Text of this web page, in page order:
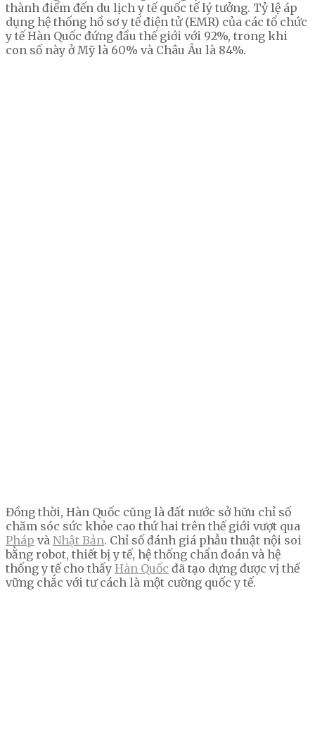
thành điểm đến du lịch y tế quốc tế lý tưởng. Tỷ lệ áp
dụng hệ thống hồ sơ y tế điện tử (EMR) của các tổ chức
y tế Hàn Quốc đứng đầu thế giới với 92%, trong khi
con số này ở Mỹ là 60% và Châu Âu là 84%.
Đồng thời, Hàn Quốc cũng là đất nước sở hữu chỉ số
chăm sóc sức khỏe cao thứ hai trên thế giới vượt qua
Pháp và Nhật Bản. Chỉ số đánh giá phẫu thuật nội soi
bằng robot, thiết bị y tế, hệ thống chẩn đoán và hệ
thống y tế cho thấy Hàn Quốc đã tạo dựng được vị thế
vững chắc với tư cách là một cường quốc y tế.